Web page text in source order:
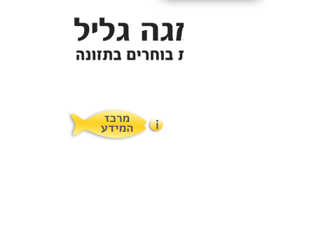
מרכז המטפלים
מרכז המידע